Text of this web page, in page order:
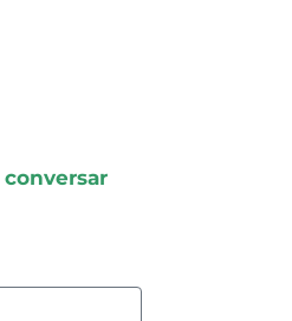
conversar